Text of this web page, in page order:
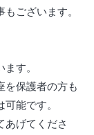
ございます。
す。
を保護者の方も
能です。
あげてくださ